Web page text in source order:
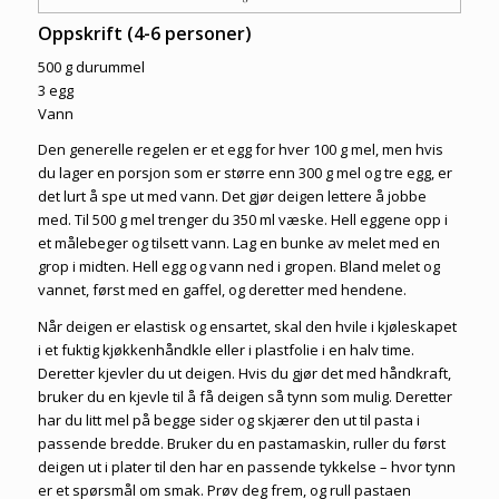
Oppskrift (4-6 personer)
500 g durummel
3 egg
Vann
Den generelle regelen er et egg for hver 100 g mel, men hvis
du lager en porsjon som er større enn 300 g mel og tre egg, er
det lurt å spe ut med vann. Det gjør deigen lettere å jobbe
med. Til 500 g mel trenger du 350 ml væske. Hell eggene opp i
et målebeger og tilsett vann. Lag en bunke av melet med en
grop i midten. Hell egg og vann ned i gropen. Bland melet og
vannet, først med en gaffel, og deretter med hendene.
Når deigen er elastisk og ensartet, skal den hvile i kjøleskapet
i et fuktig kjøkkenhåndkle eller i plastfolie i en halv time.
Deretter kjevler du ut deigen. Hvis du gjør det med håndkraft,
bruker du en kjevle til å få deigen så tynn som mulig. Deretter
har du litt mel på begge sider og skjærer den ut til pasta i
passende bredde. Bruker du en pastamaskin, ruller du først
deigen ut i plater til den har en passende tykkelse – hvor tynn
er et spørsmål om smak. Prøv deg frem, og rull pastaen